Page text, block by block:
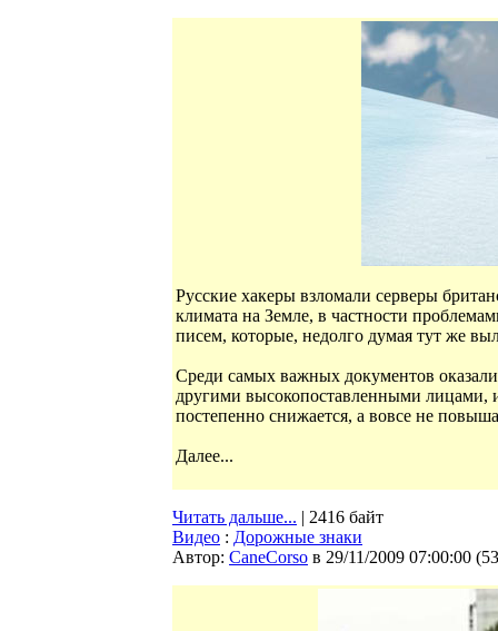
Русские хакеры взломали серверы
климата на Земле, в частности
писем, которые, недолго думая тут же
Среди самых важных документов
другими высокопоставленными лицами,
постепенно снижается, а вовсе не
Далее...
Читать дальше... | 2416 байт
Видео : Дорожные знаки
Автор: CaneCorso в 29/11/2009 07:00:00 (